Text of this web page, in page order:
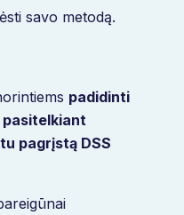
savo metodą.
padidinti
pagrįstą DSS